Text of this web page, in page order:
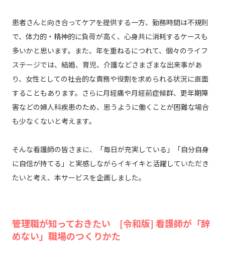
患者さんと向き合ってケアを提供する一方、勤務時間は不規則
で、体力的・精神的に負荷が高く、心身共に消耗するケースも
多いかと思います。また、年を重ねるにつれて、個々のライフ
ステージでは、結婚、育児、介護などさまざまな出来事があ
り、女性としての社会的な責務や役割を求められる状況に直面
することもあります。さらに月経痛や月経前症候群、更年期障
害などの婦人科疾患のため、思うように働くことが困難な場合
も少なくないと考えます。
そんな看護師の皆さまに、「毎日が充実している」「自分自身
に自信が持てる」と実感しながらイキイキと活躍していただき
たいと考え、本サービスを企画しました。
管理職が知っておきたい [令和版] 看護師が「辞
めない」職場のつくりかた